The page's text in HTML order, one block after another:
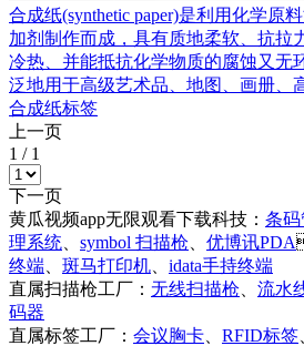
合成纸(synthetic paper)是利用化学原
加剂制作而成，具有质地柔软、抗拉
冷热、并能抵抗化学物质的腐蚀又无环
泛地用于高级艺术品、地图、画册
合成纸标签
上一页
1 / 1
下一页
黄瓜视频app无限观看下载科技： 条
理系统
symbol 扫描枪 优博讯PDA
终端
斑马打印机
idata手持终端
直属扫描枪工厂： 无线扫描枪 流水
码器
直属标签工厂： 会议胸卡 RFID标签